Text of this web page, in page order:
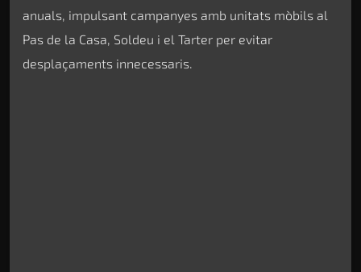
anuals, impulsant campanyes amb unitats mòbils al
Pas de la Casa, Soldeu i el Tarter per evitar
desplaçaments innecessaris.